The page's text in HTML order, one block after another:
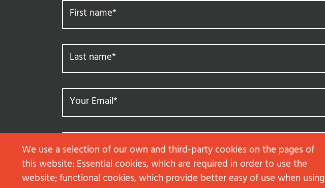
We use a selection of our own and third-party cookies on the pages of
this website: Essential cookies, which are required in order to use the
website; functional cookies, which provide better easy of use when using
First name*
Last name*
Your Email*
Message*